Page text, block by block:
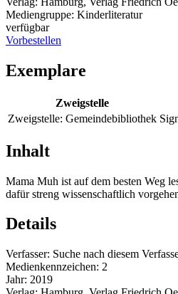
Mediengruppe: Kinderliteratur
verfügbar
Vorbestellen
Exemplare
Zweigstelle
Zweigstelle: Gemeindebibliothek
Inhalt
Mama Muh ist auf dem besten Weg
dafür streng wissenschaftlich
Details
Verfasser: Suche nach diesem
Medienkennzeichen: 2
Jahr: 2019